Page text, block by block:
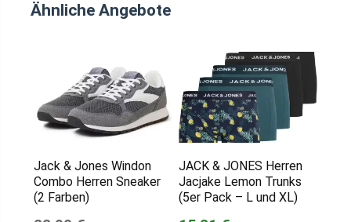
Ähnliche Angebote
Jack & Jones Windon
Combo Herren Sneaker
(2 Farben)
JACK & JONES Herren
Jacjake Lemon Trunks
(5er Pack – L und XL)